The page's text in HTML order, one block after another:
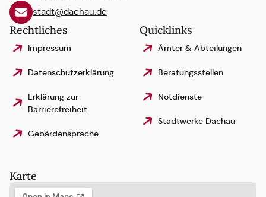
stadt@dachau.de
Rechtliches
Impressum
Datenschutzerklärung
Erklärung zur
Barrierefreiheit
Gebärdensprache
Quicklinks
Ämter & Abteilungen
Beratungsstellen
Notdienste
Stadtwerke Dachau
Karte